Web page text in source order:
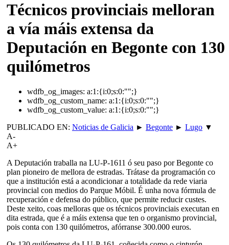
Técnicos provinciais melloran
a vía máis extensa da
Deputación en Begonte con 130
quilómetros
wdfb_og_images: a:1:{i:0;s:0:"";}
wdfb_og_custom_name: a:1:{i:0;s:0:"";}
wdfb_og_custom_value: a:1:{i:0;s:0:"";}
PUBLICADO EN: Noticias de Galicia ► Begonte ► Lugo ▼
A-
A+
A Deputación traballa na LU-P-1611 ó seu paso por Begonte co
plan pioneiro de mellora de estradas. Trátase da programación co
que a institución está a acondicionar a totalidade da rede viaria
provincial con medios do Parque Móbil. É unha nova fórmula de
recuperación e defensa do público, que permite reducir custes.
Deste xeito, coas melloras que os técnicos provinciais executan en
dita estrada, que é a máis extensa que ten o organismo provincial,
pois conta con 130 quilómetros, afórranse 300.000 euros.